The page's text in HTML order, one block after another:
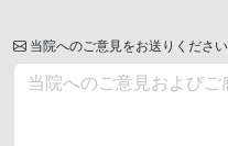
当院へのご意見をお送りください